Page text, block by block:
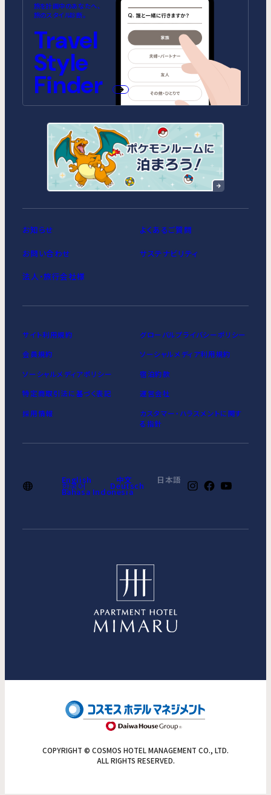
MIMARU SUITES 東京浅草
MIMARU東京 池袋
MIMARU SUITES 東京日本橋
MIMARU東京 錦糸町
MIMARU東京 STATION EAST
MIMARU東京 赤坂
MIMARU東京 上野稲荷町
MIMARU東京 上野NORTH
MIMARU東京 上野EAST
MIMARU東京 上野御徒町
MIMARU東京 新宿WEST
MIMARU東京 日本橋水天宮前
MIMARU東京 八丁堀
MIMARU東京 浅草STATION
MIMARU SUITES 京都
CENTRAL
MIMARU京都 河原町五条
MIMARU京都 STATION
MIMARU京都 新町三条
MIMARU京都 四条WEST(旧
MIMARU京都 西洞院高辻)
MIMARU京都 二条城
MIMARU SUITES 京都四条
MIMARU大阪 難波STATION
ANNEX（2026年10月1日開業）
MIMARU大阪 心斎橋
CENTRAL（2026年9月1日開業）
MIMARU大阪 心斎橋NORTH
MIMARU大阪 心斎橋EAST
MIMARU大阪 難波STATION
MIMARU大阪 心斎橋WEST
MIMARU大阪 難波NORTH
旅を計画中のあなたへ、
旅のスタイル診断。
Travel
Style
Finder
お知らせ よくあるご質問
お問い合わせ サステナビリティ
法人・旅行会社様
サイト利用規約 グローバルプライバシーポリシー
会員規約 ソーシャルメディア利用規約
ソーシャルメディアポリシー 宿泊約款
特定商取引法に基づく表記 運営会社
採用情報
カスタマー・ハラスメントに関す
る指針
English 中文 日本語
한국어 Deutsch
Bahasa Indonesia
COPYRIGHT © COSMOS HOTEL MANAGEMENT CO., LTD.
ALL RIGHTS RESERVED.